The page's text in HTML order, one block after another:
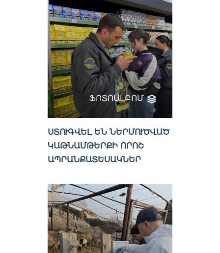
ՖՈՏՈԱԼԲՈՄ
ՍՏՈՒԳՎԵԼ ԵՆ ՆԵՐՄՈՒԾՎԱԾ
ԿԱԹՆԱՄԹԵՐՔԻ ՈՐՈՇ
ԱՊՐԱՆՔԱՏԵՍԱԿՆԵՐ